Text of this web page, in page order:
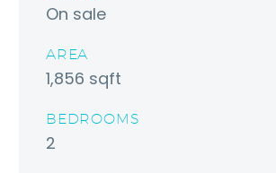
On sale
AREA
1,856 sqft
BEDROOMS
2